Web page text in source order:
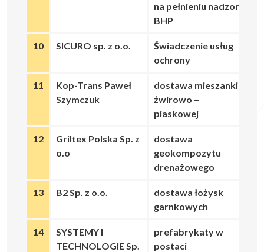
na pełnieniu nadzoru
BHP
10 SICURO sp. z o.o.
Świadczenie usług
ochrony
11
Kop-Trans Paweł
Szymczuk
dostawa mieszanki
żwirowo –
piaskowej
12
Griltex Polska Sp. z
o.o
dostawa
geokompozytu
drenażowego
13 B2 Sp. z o.o.
dostawa łożysk
garnkowych
14
SYSTEMY I
TECHNOLOGIE Sp.
prefabrykaty w
postaci